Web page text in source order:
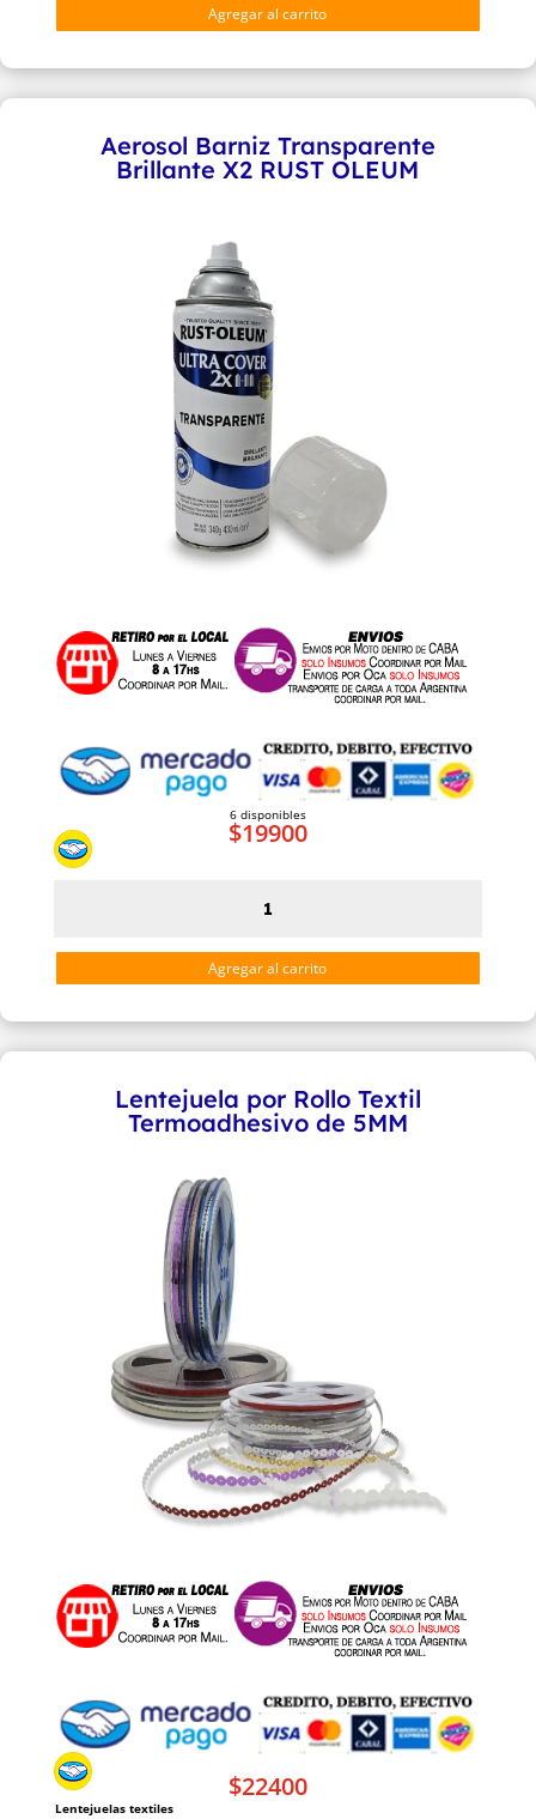
$63500
Magnetico
Publicitarios
Metalicos
Agregar al carrito
Aerosol Barniz Transparente
Brillante X2 RUST OLEUM
$19900
6 disponibles
Transparente
Brillante
X2
RUST
cantidad
Agregar al carrito
Lentejuela por Rollo Textil
Termoadhesivo de 5MM
$22400
Lentejuelas textiles